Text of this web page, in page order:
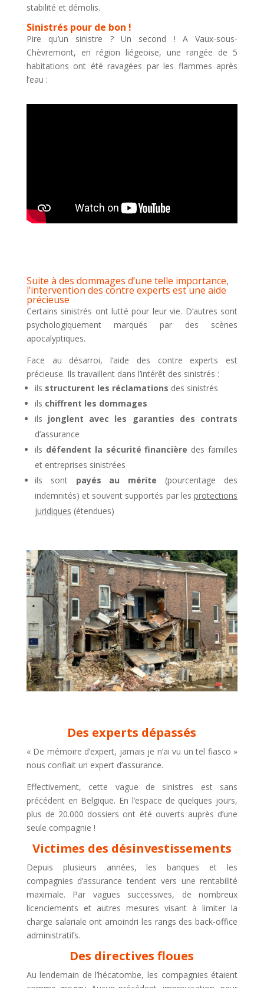
stabilité et démolis.
Sinistrés pour de bon !
Pire qu’un sinistre ? Un second ! A Vaux-sous-
Chèvremont, en région liégeoise, une rangée de 5
habitations ont été ravagées par les flammes après
l’eau :
Suite à des dommages d’une telle importance,
l’intervention des contre experts est une aide
précieuse
Certains sinistrés ont lutté pour leur vie. D’autres sont
psychologiquement marqués par des scènes
apocalyptiques.
Face au désarroi, l’aide des contre experts est
précieuse. Ils travaillent dans l’intérêt des sinistrés :
ils structurent les réclamations des sinistrés
ils chiffrent les dommages
ils jonglent avec les garanties des contrats
d’assurance
ils défendent la sécurité financière des familles
et entreprises sinistrées
ils sont payés au mérite (pourcentage des
indemnités) et souvent supportés par lesprotections
juridiques (étendues)
Des experts dépassés
« De mémoire d’expert, jamais je n’ai vu un tel fiasco »
nous confiait un expert d’assurance.
Effectivement, cette vague de sinistres est sans
précédent en Belgique. En l’espace de quelques jours,
plus de 20.000 dossiers ont été ouverts auprès d’une
seule compagnie !
Victimes des désinvestissements
Depuis plusieurs années, les banques et les
compagnies d’assurance tendent vers une rentabilité
maximale. Par vagues successives, de nombreux
licenciements et autres mesures visant à limiter la
charge salariale ont amoindri les rangs des back-office
administratifs.
Des directives floues
Au lendemain de l’hécatombe, les compagnies étaient